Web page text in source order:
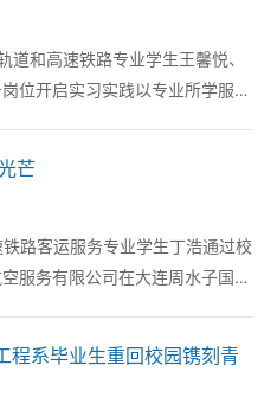
和高速铁路专业学生王馨悦、
位开启实习实践以专业所学服务
日提前到岗...
芒
路客运服务专业学生丁浩通过校
服务有限公司在大连周水子国际
每日穿梭在值...
系毕业生重回校园镌刻青